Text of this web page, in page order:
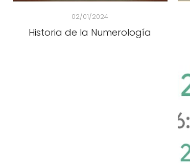
02/01/2024
Historia de la Numerología